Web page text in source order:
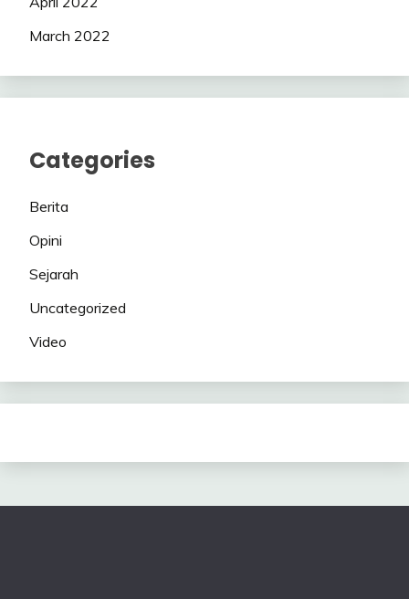
March 2022
Categories
Berita
Opini
Sejarah
Uncategorized
Video